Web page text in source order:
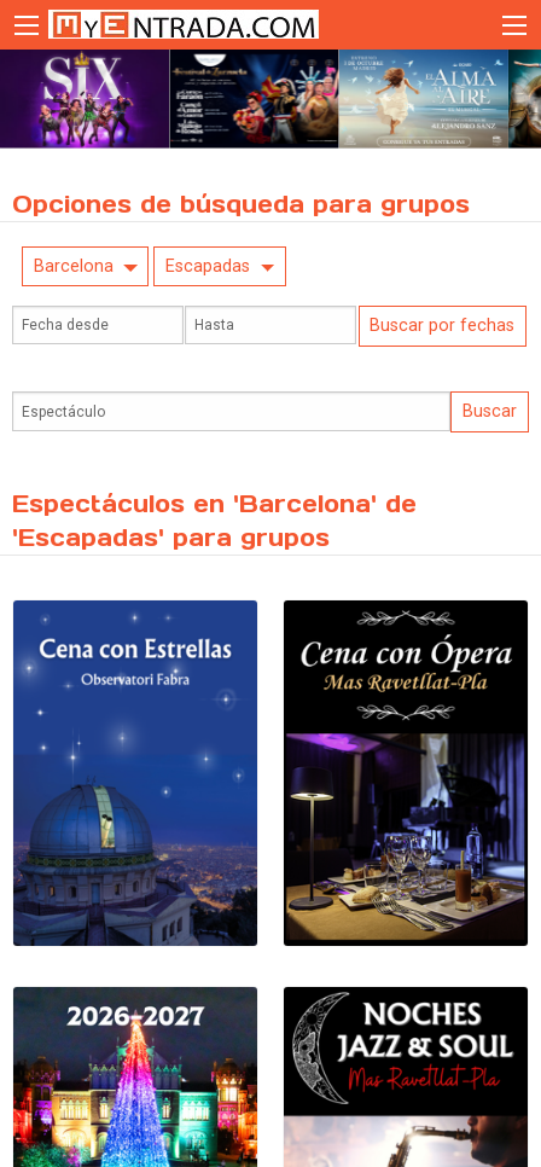
Opciones de búsqueda para grupos
Barcelona Escapadas
Espectáculos en 'Barcelona' de
'Escapadas' para grupos